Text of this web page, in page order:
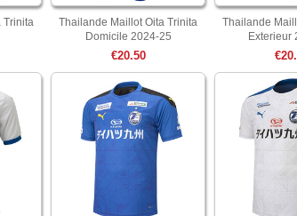
Trinita
Thailande Maillot Oita Trinita
Domicile 2024-25
€20.50
Thailande
Exterieur